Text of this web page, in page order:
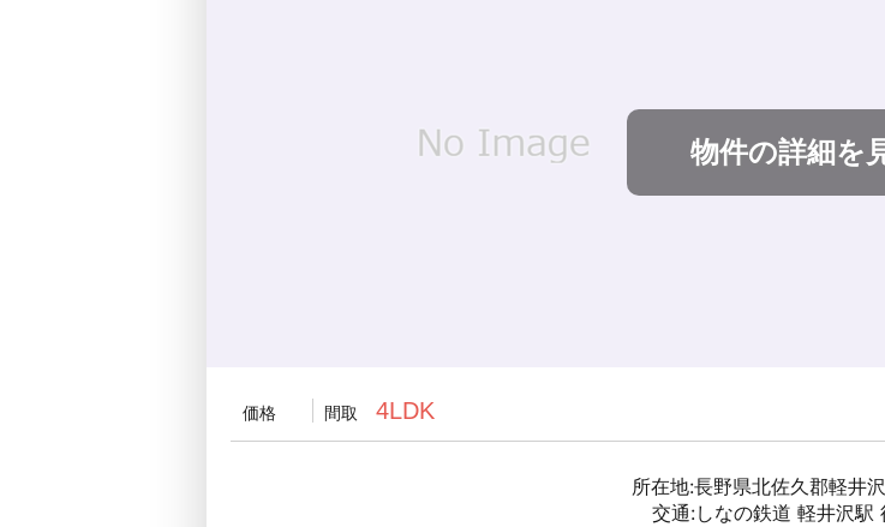
物件の詳細を
価格 間取 4LDK
所在地:長野県北佐久郡軽井
交通:しなの鉄道 軽井沢駅